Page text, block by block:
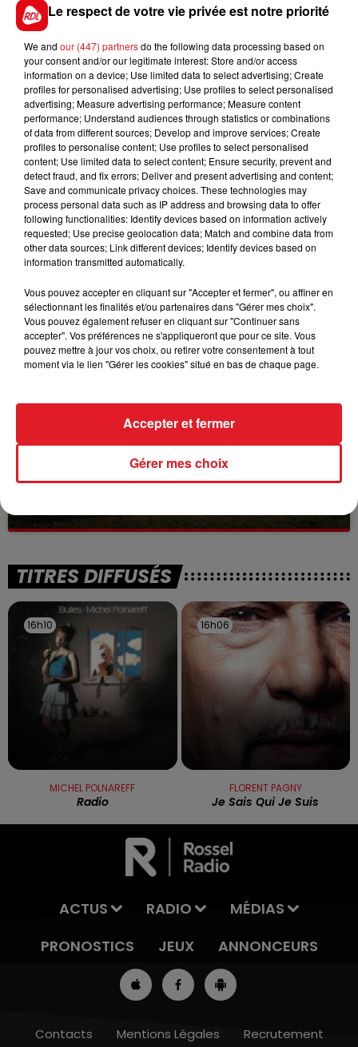
Le conservatoire a porté plainteet a suspendu
l’écopâturage.
FIL D'ACTUS
15 juillet 2026
BÉTHUNE: ENQUÊTE POUR HOMICIDE
VOLONTAIRE EN COURS, APRÈS LA...
Selon les premiers éléments, le logement servait
à des prostituées
WINGLES: UN JEUNE PERD LA VIE, NOYÉ À
La victime a coulé à pic
TITRES DIFFUSÉS
16h10
16h10
MICHEL POLNAREFF
Radio
16h06
16h06
FLORENT PAGNY
Je Sais Qui Je Suis
ACTUS RADIO
MÉDIAS
PRONOSTICS
JEUX ANNONCEURS
Contacts Mentions Légales Recrutement
Le respect de votre vie privée est notre priorité
We and our (447) partnersdo the following data processing based on
your consent and/or our legitimate interest: Store and/or access
information on a device; Use limited data to select advertising; Create
profiles for personalised advertising; Use profiles to select personalised
advertising; Measure advertising performance; Measure content
performance; Understand audiences through statistics or combinations
of data from different sources; Develop and improve services; Create
profiles to personalise content; Use profiles to select personalised
content; Use limited data to select content; Ensure security, prevent and
detect fraud, and fix errors; Deliver and present advertising and content;
Save and communicate privacy choices. These technologies may
process personal data such as IP address and browsing data to offer
following functionalities: Identify devices based on information actively
requested; Use precise geolocation data; Match and combine data from
other data sources; Link different devices; Identify devices based on
information transmitted automatically.
Vous pouvez accepter en cliquant sur "Accepter et fermer", ou affiner en
sélectionnant les finalités et/ou partenaires dans "Gérer mes choix".
Vous pouvez également refuser en cliquant sur "Continuer sans
accepter". Vos préférences ne s'appliqueront que pour ce site. Vous
pouvez mettre à jour vos choix, ou retirer votre consentement à tout
moment via le lien "Gérer les cookies" situé en bas de chaque page.
Gérer mes choix
Accepter et fermer